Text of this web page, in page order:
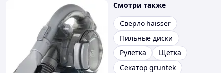
Смотри также
Сверло haisser
Пильные диски
Рулетка
Щетка
Секатор gruntek